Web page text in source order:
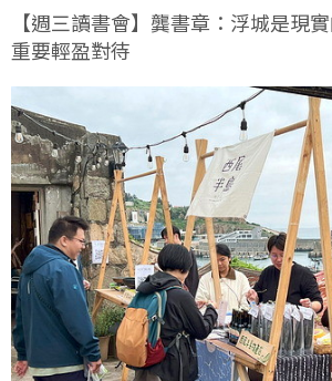
【週三讀書會】龔書章：浮城是現
重要輕盈對待